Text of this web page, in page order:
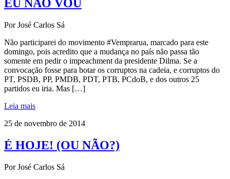
EU NÃO VOU
Por José Carlos Sá
Não participarei do movimento #Vemprarua, marcado para este
domingo, pois acredito que a mudança no país não passa tão
somente em pedir o impeachment da presidente Dilma. Se a
convocação fosse para botar os corruptos na cadeia, e corruptos do
PT, PSDB, PP, PMDB, PDT, PTB, PCdoB, e dos outros 25
partidos eu iria. Mas […]
Leia mais
25 de novembro de 2014
É HOJE! (OU NÃO?)
Por José Carlos Sá